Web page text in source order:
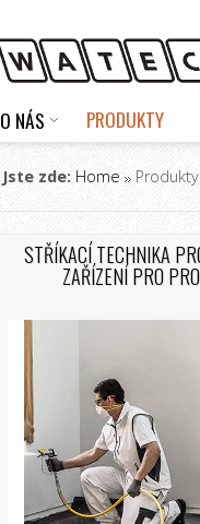
O NÁS PRODUKTY
Jste zde: Home Produkty
STŘÍKACÍ TECHNIKA
ZAŘÍZENÍ PRO